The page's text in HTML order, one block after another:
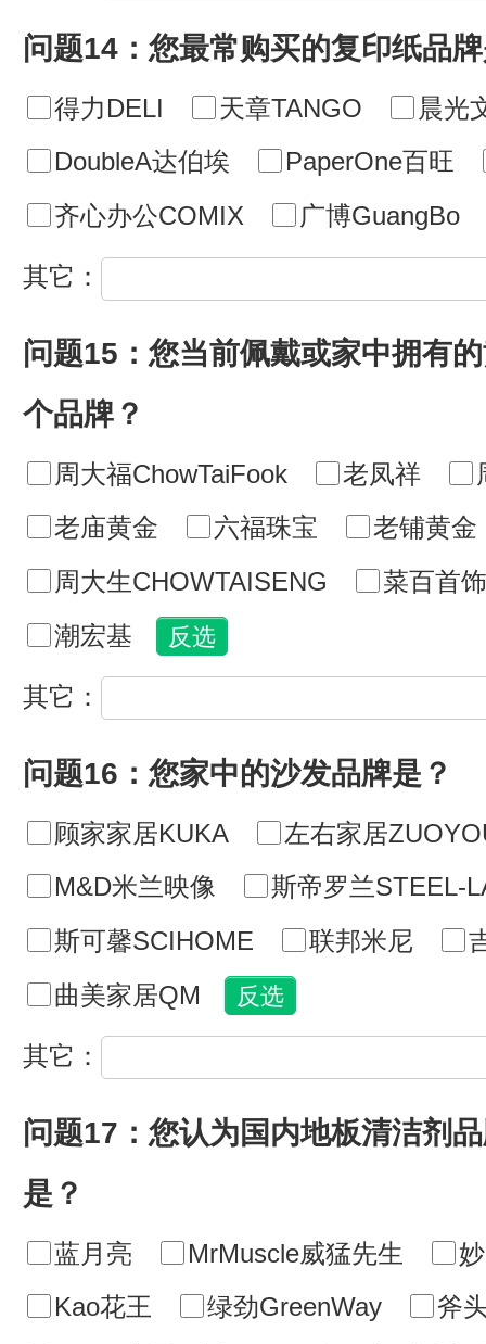
问题14：您最常购买的复印纸品
得力DELI 天章TANGO
晨光
DoubleA达伯埃
PaperOne百旺
齐心办公COMIX
广博GuangBo
其它：
问题15：您当前佩戴或家中拥有
个品牌？
周大福ChowTaiFook 老凤祥
老庙黄金
六福珠宝
老铺黄金
周大生CHOWTAISENG
菜百首饰
潮宏基
其它：
问题16：您家中的沙发品牌是？
顾家家居KUKA
左右家居
M&D米兰映像
斯帝罗兰STEEL-
斯可馨SCIHOME
联邦米尼
曲美家居QM
其它：
问题17：您认为国内地板清洁剂
是？
蓝月亮 MrMuscle威猛先生
Kao花王
绿劲GreenWay
斧